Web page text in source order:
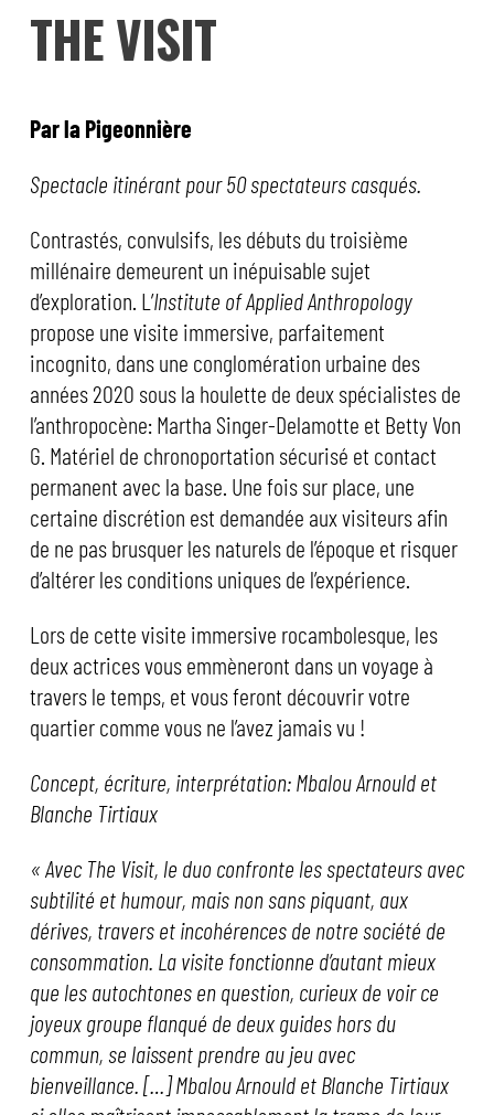
THE VISIT
Par la Pigeonnière
Spectacle itinérant pour 50 spectateurs casqués.
Contrastés, convulsifs, les débuts du troisième
millénaire demeurent un inépuisable sujet
d’exploration. L’Institute of Applied Anthropology
propose une visite immersive, parfaitement
incognito, dans une conglomération urbaine des
années 2020 sous la houlette de deux spécialistes de
l’anthropocène: Martha Singer-Delamotte et Betty Von
G. Matériel de chronoportation sécurisé et contact
permanent avec la base. Une fois sur place, une
certaine discrétion est demandée aux visiteurs afin
de ne pas brusquer les naturels de l’époque et risquer
d’altérer les conditions uniques de l’expérience.
Lors de cette visite immersive rocambolesque, les
deux actrices vous emmèneront dans un voyage à
travers le temps, et vous feront découvrir votre
quartier comme vous ne l’avez jamais vu !
Concept, écriture, interprétation: Mbalou Arnould et
Blanche Tirtiaux
« Avec The Visit, le duo confronte les spectateurs avec
subtilité et humour, mais non sans piquant, aux
dérives, travers et incohérences de notre société de
consommation. La visite fonctionne d’autant mieux
que les autochtones en question, curieux de voir ce
joyeux groupe flanqué de deux guides hors du
commun, se laissent prendre au jeu avec
bienveillance. […] Mbalou Arnould et Blanche Tirtiaux